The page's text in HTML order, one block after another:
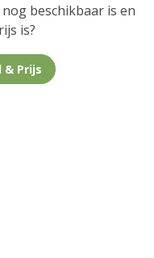
beschikbaar is en
is?
& Prijs